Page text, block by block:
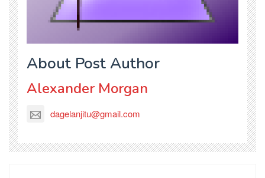
About Post Author
Alexander Morgan
dagelanjitu@gmail.com